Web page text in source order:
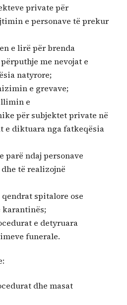
private për
e personave të prekur
e lirë për brenda
me nevojat e
natyrore;
e grevave;
e
për subjektet private në
e diktuara nga fatkeqësia
parë ndaj personave
të realizojnë
spitalore ose
e detyruara
funerale.
dhe masat